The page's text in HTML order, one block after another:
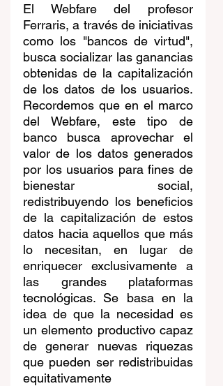
El Webfare del profesor
Ferraris, a través de iniciativas
como los "bancos de virtud",
busca socializar las ganancias
obtenidas de la capitalización
de los datos de los usuarios.
Recordemos que en el marco
del Webfare, este tipo de
banco busca aprovechar el
valor de los datos generados
por los usuarios para fines de
bienestar social,
redistribuyendo los beneficios
de la capitalización de estos
datos hacia aquellos que más
lo necesitan, en lugar de
enriquecer exclusivamente a
las grandes plataformas
tecnológicas. Se basa en la
idea de que la necesidad es
un elemento productivo capaz
de generar nuevas riquezas
que pueden ser redistribuidas
equitativamente